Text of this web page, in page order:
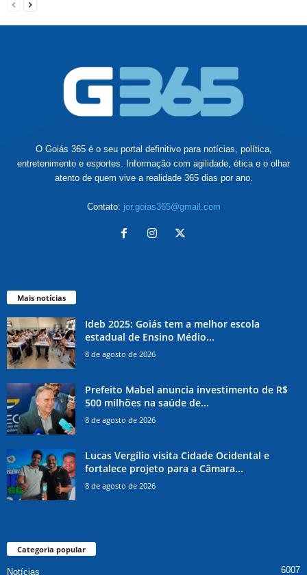
O Goiás 365 é o seu portal definitivo para notícias, política,
entretenimento e esportes. Informação com agilidade, ética e o olhar
atento de quem vive a realidade 365 dias por ano.
Contato: jor.goias365@gmail.com
Mais notícias
Ideb 2025: Goiás tem a melhor escola
estadual de Ensino Médio...
8 de agosto de 2026
Prefeito Mabel anuncia investimento de R$
500 milhões na saúde de...
8 de agosto de 2026
Lucas Vergílio visita Cidade Ocidental e
fortalece projeto para a Câmara...
8 de agosto de 2026
Categoria popular
Notícias 6007